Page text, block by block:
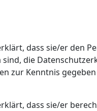
dass sie/er den
personenbezogenen Daten zur Kenntnis
dass sie/er